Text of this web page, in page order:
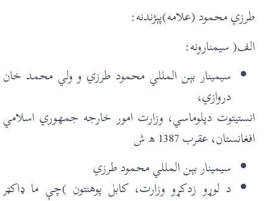
طرزي محمود (علامه)پېژندنه:
الف( سيمنارونه:
سیمينار بېن المللي محمود طرزي و ولي محمد خان
دروازي،
انستيتوت دپلوماسي، وزارت امور خارجه جمهوري اسلامي
افغانستان، عقرب 1387 ھ ش
سیمينار بېن المللي محمود طرزي
د لوړو زدکړو وزارت، کابل پوهنتون )چې ما ډاکټر